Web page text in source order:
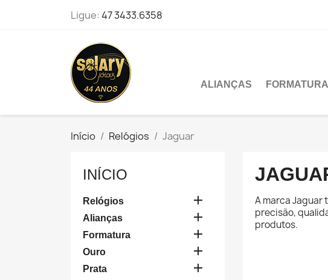
Ligue:47 3433.6358
ALIANÇAS FORMATURA
Início Relógios Jaguar
INÍCIO
Relógios 
Alianças 
Formatura 
Ouro 
Prata 
A marca Jaguar
precisão,
produtos.